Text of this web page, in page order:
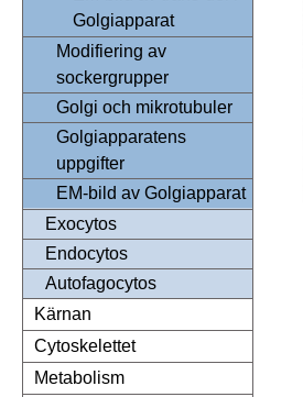
Golgiapparat
Modifiering av
sockergrupper
Golgi och mikrotubuler
Golgiapparatens
uppgifter
EM-bild av Golgiapparat
Exocytos
Endocytos
Autofagocytos
Kärnan
Cytoskelettet
Metabolism